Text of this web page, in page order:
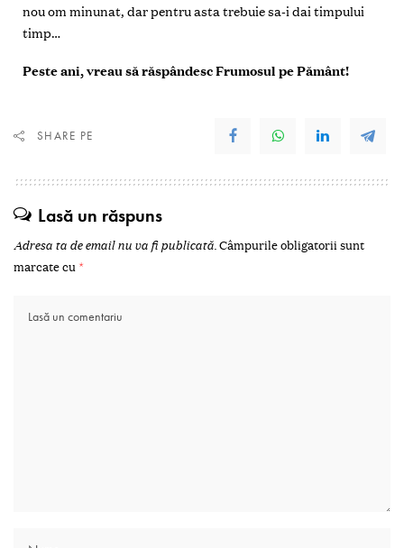
nou om minunat, dar pentru asta trebuie sa-i dai timpului
timp…
Peste ani, vreausă răspândesc Frumosul pe Pământ!
SHARE PE
Lasă un răspuns
Adresa ta de email nu va fi publicată.Câmpurile obligatorii sunt
marcate cu *